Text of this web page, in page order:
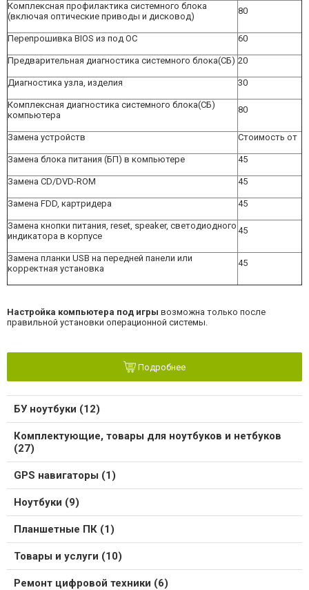
Комплексная профилактика системного блока
(включая оптические приводы и дисковод)
80
Перепрошивка BIOS из под ОС 60
Предварительная диагностика системного блока(СБ) 20
Диагностика узла, изделия 30
Комплексная диагностика системного блока(СБ)
компьютера
80
Замена устройств Стоимость от
Замена блока питания (БП) в компьютере 45
Замена CD/DVD-ROM 45
Замена FDD, картридера 45
Замена кнопки питания, reset, speaker, светодиодного
индикатора в корпусе
45
Замена планки USB на передней панели или
корректная установка
45
Настройка компьютера под игры возможна только после
правильной установки операционной системы.
Подробнее
БУ ноутбуки (12)
Комплектующие, товары для ноутбуков и нетбуков
(27)
GPS навигаторы (1)
Ноутбуки (9)
Планшетные ПК (1)
Товары и услуги (10)
Ремонт цифровой техники (6)